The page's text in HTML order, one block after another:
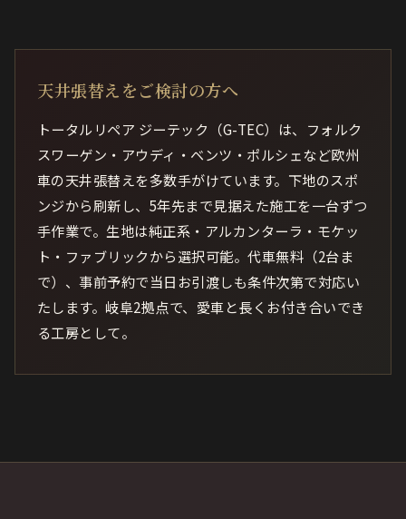
天井張替えをご検討の方へ
トータルリペア ジーテック（G-TEC）は、フォルク
スワーゲン・アウディ・ベンツ・ポルシェなど欧州
車の天井張替えを多数手がけています。下地のスポ
ンジから刷新し、5年先まで見据えた施工を一台ずつ
手作業で。生地は純正系・アルカンターラ・モケッ
ト・ファブリックから選択可能。代車無料（2台ま
で）、事前予約で当日お引渡しも条件次第で対応い
たします。岐阜2拠点で、愛車と長くお付き合いでき
る工房として。